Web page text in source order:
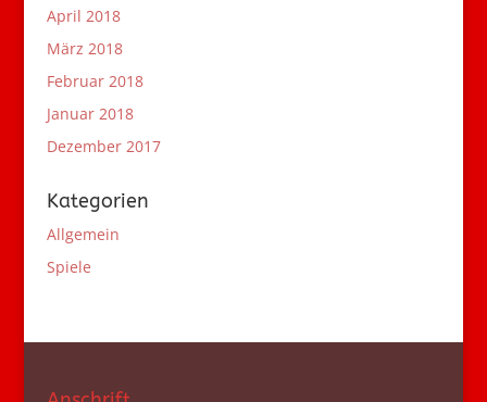
April 2018
März 2018
Februar 2018
Januar 2018
Dezember 2017
Kategorien
Allgemein
Spiele